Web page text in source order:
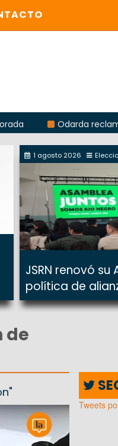
Odarda reclamó la
1 agosto 2026
JSRN renovó
política de
de
Tweets